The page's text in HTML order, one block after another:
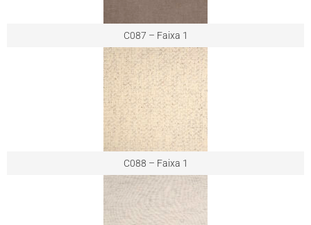
C087 – Faixa 1
C088 – Faixa 1